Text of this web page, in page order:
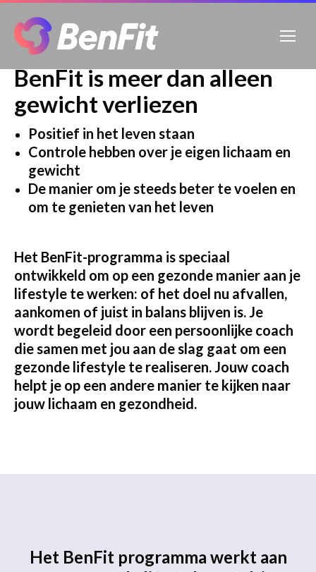
BenFit is meer dan alleen
gewicht verliezen
Positief in het leven staan
Controle hebben over je eigen lichaam en
gewicht
De manier om je steeds beter te voelen en
om te genieten van het leven
Het BenFit-programma is speciaal
ontwikkeld om op een gezonde manier aan je
lifestyle te werken: of het doel nu afvallen,
aankomen of juist in balans blijven is. Je
wordt begeleid door een persoonlijke coach
die samen met jou aan de slag gaat om een
gezonde lifestyle te realiseren. Jouw coach
helpt je op een andere manier te kijken naar
jouw lichaam en gezondheid.
Het BenFit programma werkt aan